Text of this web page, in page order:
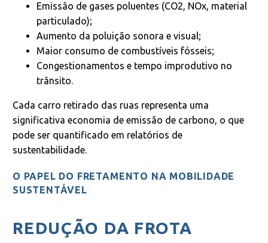
Emissão de gases poluentes (CO2, NOx, material
particulado);
Aumento da poluição sonora e visual;
Maior consumo de combustíveis fósseis;
Congestionamentos e tempo improdutivo no
trânsito.
Cada carro retirado das ruas representa uma
significativa economia de emissão de carbono, o que
pode ser quantificado em relatórios de
sustentabilidade.
O PAPEL DO FRETAMENTO NA MOBILIDADE
SUSTENTÁVEL
REDUÇÃO DA FROTA